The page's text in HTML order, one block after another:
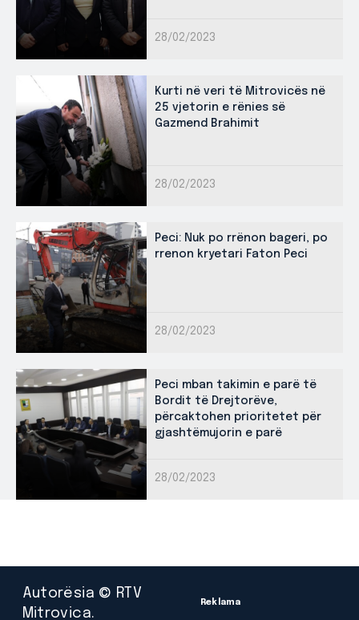
28/02/2023
Kurti në veri të Mitrovicës në
25 vjetorin e rënies së
Gazmend Brahimit
28/02/2023
Peci: Nuk po rrënon bageri, po
rrenon kryetari Faton Peci
28/02/2023
Peci mban takimin e parë të
Bordit të Drejtorëve,
përcaktohen prioritetet për
gjashtëmujorin e parë
28/02/2023
Autorësia © RTV
Mitrovica.
Reklama